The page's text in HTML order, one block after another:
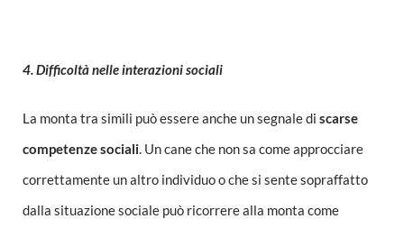
4. Difficoltà nelle interazioni sociali
La monta tra simili può essere anche un segnale di scarse
competenze sociali. Un cane che non sa come approcciare
correttamente un altro individuo o che si sente sopraffatto
dalla situazione sociale può ricorrere alla monta come